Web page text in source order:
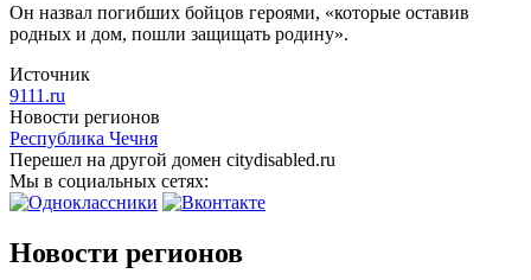
Он назвал погибших бойцов героями, «которые оставив
родных и дом, пошли защищать родину».
Источник
9111.ru
Новости регионов
Республика Чечня
Перешел на другой домен citydisabled.ru
Мы в социальных сетях:
Новости регионов